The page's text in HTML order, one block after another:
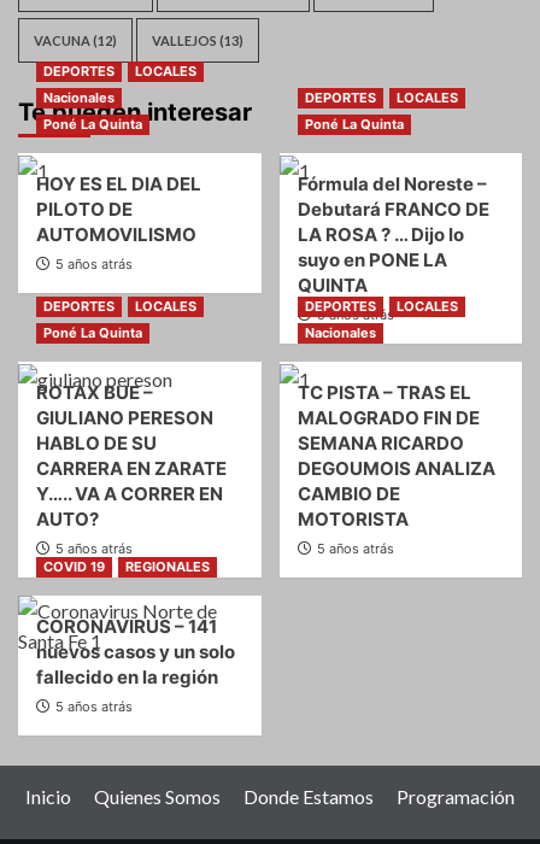
VACUNA (12) VALLEJOS (13)
Te pueden interesar
DEPORTES
LOCALES
Nacionales
Poné La Quinta
HOY ES EL DIA DEL
PILOTO DE
AUTOMOVILISMO
5 años atrás
DEPORTES
LOCALES
Poné La Quinta
Fórmula del Noreste –
Debutará FRANCO DE
LA ROSA ? … Dijo lo
suyo en PONE LA
QUINTA
5 años atrás
DEPORTES
LOCALES
Poné La Quinta
ROTAX BUE –
GIULIANO PERESON
HABLO DE SU
CARRERA EN ZARATE
Y….. VA A CORRER EN
AUTO?
5 años atrás
DEPORTES
LOCALES
Nacionales
TC PISTA – TRAS EL
MALOGRADO FIN DE
SEMANA RICARDO
DEGOUMOIS ANALIZA
CAMBIO DE
MOTORISTA
5 años atrás
COVID 19
REGIONALES
CORONAVIRUS – 141
nuevos casos y un solo
fallecido en la región
5 años atrás
Inicio Quienes Somos Donde Estamos Programación